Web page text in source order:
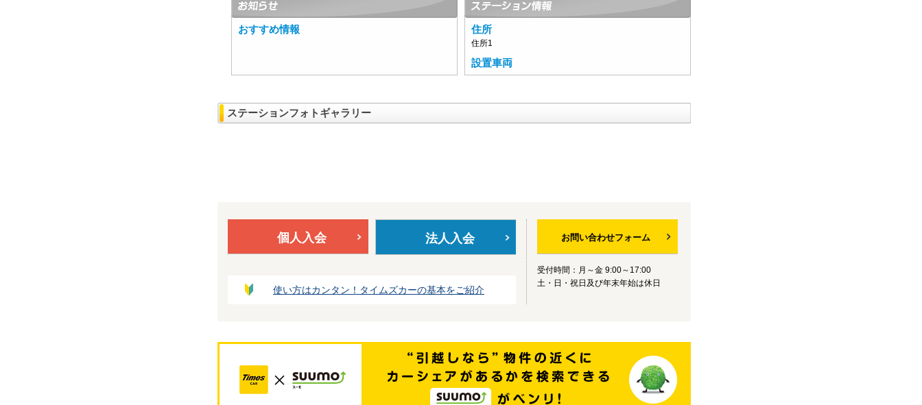
おすすめ情報 住所
住所1
設置車両
ステーションフォトギャラリー
個人入会 法人入会
使い方はカンタン！タイムズカーの基本をご紹介
お問い合わせフォーム
受付時間：月～金 9:00～17:00
土・日・祝日及び年末年始は休日